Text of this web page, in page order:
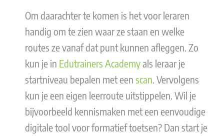
Om daarachter te komen is het voor leraren
handig om te zien waar ze staan en welke
routes ze vanaf dat punt kunnen afleggen. Zo
kun je in Edutrainers Academyals leraar je
startniveau bepalen met een scan . Vervolgens
kun je een eigen leerroute uitstippelen. Wil je
bijvoorbeeld kennismaken met een eenvoudige
digitale tool voor formatief toetsen? Dan start je